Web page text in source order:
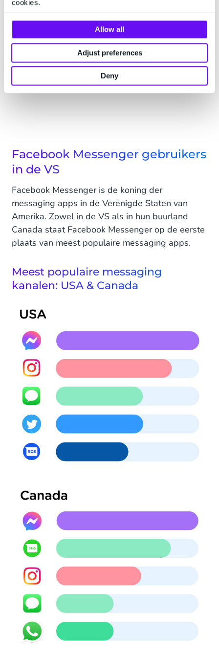
cookies.
Allow all
Adjust preferences
Deny
Facebook Messenger gebruikers
in de VS
Facebook Messenger is de koning der
messaging apps in de Verenigde Staten van
Amerika. Zowel in de VS als in hun buurland
Canada staat Facebook Messenger op de eerste
plaats van meest populaire messaging apps.
Meest populaire messaging
kanalen: USA & Canada